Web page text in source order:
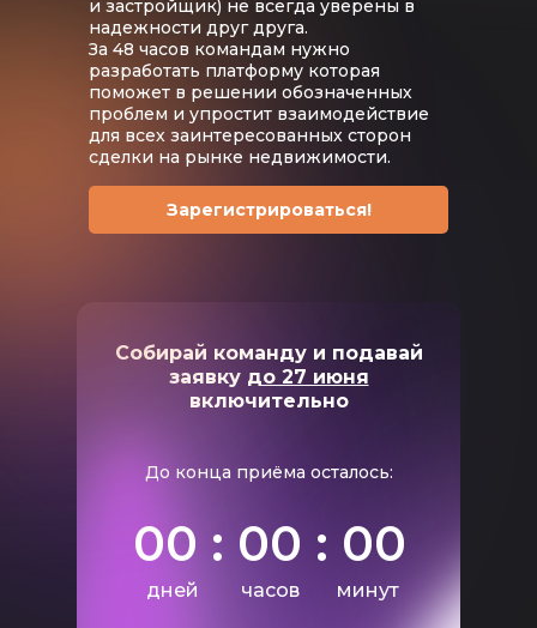
и застройщик) не всегда уверены в
надежности друг друга.
За 48 часов командам нужно
разработать платформу которая
поможет в решении обозначенных
проблем и упростит взаимодействие
для всех заинтересованных сторон
сделки на рынке недвижимости.
Зарегистрироваться!
Собирай команду и подавай
заявку до 27 июня
включительно
До конца приёма осталось:
00 : 00 : 00
дней часов минут